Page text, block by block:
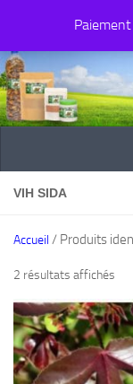
Paiement
Au dessous du
VIH SIDA
Accueil / Produits
2 résultats affichés